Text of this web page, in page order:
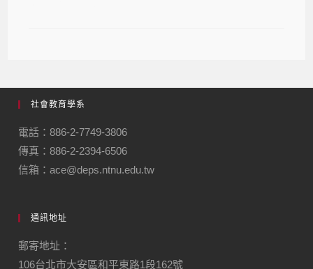
社會教育學系
電話：886-2-7749-3806
傳真：886-2-2394-6506
信箱：ace@deps.ntnu.edu.tw
通訊地址
郵寄地址：
106台北市大安區和平東路1段162號